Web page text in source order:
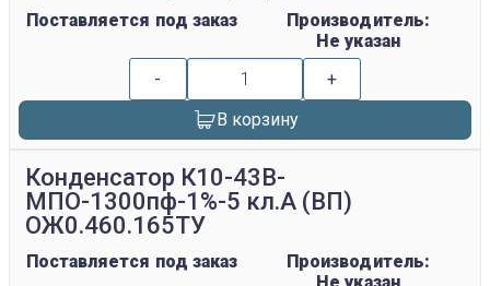
Поставляется под заказ
Производитель:
Не указан
-
+
В корзину
Конденсатор К10-43В-
МПО-1300пф-1%-5 кл.А (ВП)
ОЖ0.460.165ТУ
Поставляется под заказ
Производитель: